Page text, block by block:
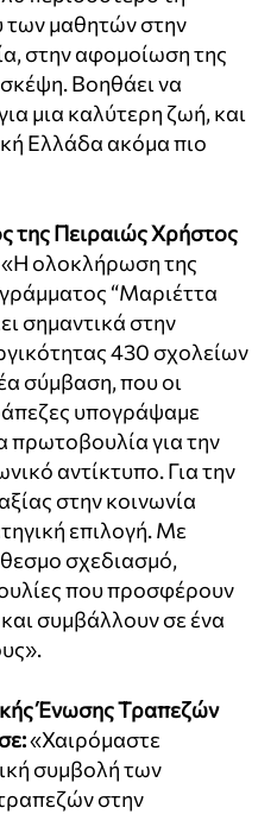
των μαθητών στην
στην αφομοίωση της
Βοηθάει να
μια καλύτερη ζωή, και
Ελλάδα ακόμα πιο
της Πειραιώς Χρήστος
«Η ολοκλήρωση της
“Μαριέττα
σημαντικά στην
430 σχολείων
σύμβαση, που οι
υπογράψαμε
πρωτοβουλία για την
αντίκτυπο. Για την
στην κοινωνία
επιλογή. Με
σχεδιασμό,
που προσφέρουν
και συμβάλλουν σε ένα
Ένωσης Τραπεζών
«Χαιρόμαστε
συμβολή των
στην